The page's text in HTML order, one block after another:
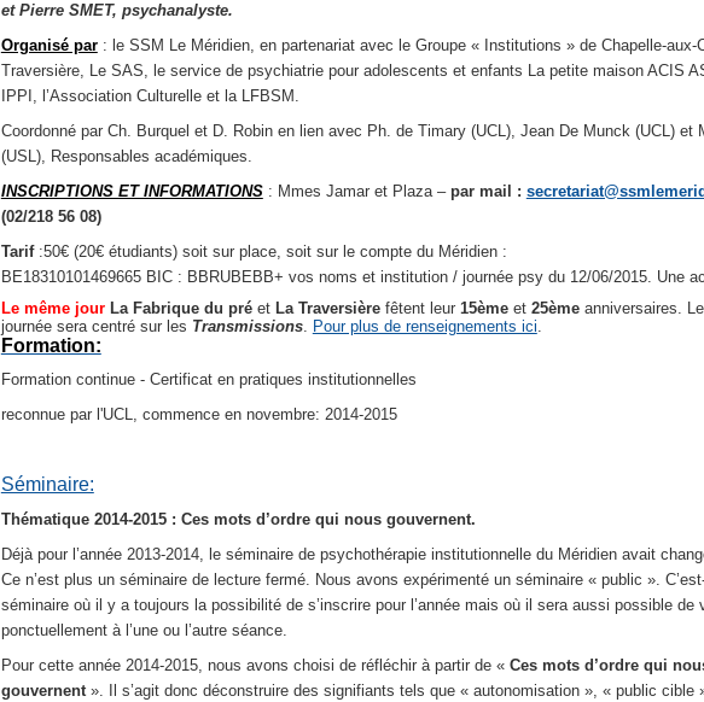
et Pierre SMET, psychanalyste.
Organisé par: le SSM Le Méridien, en partenariat avec le Groupe « Institutions » de Chapelle-aux-
Traversière, Le SAS, le service de psychiatrie pour adolescents et enfants La petite maison ACIS
IPPI, l’Association Culturelle et la LFBSM.
Coordonné par Ch. Burquel et D. Robin en lien avec Ph. de Timary (UCL), Jean De Munck (UCL) et
(USL), Responsables académiques.
INSCRIPTIONS ET INFORMATIONS: Mmes Jamar et Plaza – par mail :
(02/218 56 08)
Tarif:50€ (20€ étudiants) soit sur place, soit sur le compte du Méridien :
BE18310101469665 BIC : BBRUBEBB+ vos noms et institution / journée psy du 12/06/2015. Une
Le même jour La Fabrique du préet La Traversièrefêtent leur 15èmeet 25èmeanniversaires.
journée sera centré sur les Transmissions. Pour plus de renseignements ici.
Formation:
Formation continue - Certificat en pratiques institutionnelles
reconnue par l'UCL, commence en novembre: 2014-2015
Séminaire:
Thématique 2014-2015 : Ces mots d’ordre qui nous gouvernent.
Déjà pour l’année 2013-2014, le séminaire de psychothérapie institutionnelle du Méridien avait
Ce n’est plus un séminaire de lecture fermé. Nous avons expérimenté un séminaire « public ».
séminaire où il y a toujours la possibilité de s’inscrire pour l’année mais où il sera aussi possible de
ponctuellement à l’une ou l’autre séance.
Pour cette année 2014-2015, nous avons choisi de réfléchir à partir de «Ces mots d’ordre qui
gouvernent ». Il s’agit donc déconstruire des signifiants tels que « autonomisation », « public cible